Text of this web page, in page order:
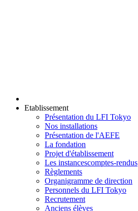
Etablissement
Présentation du LFI Tokyo
Nos installations
Présentation de l'AEFE
La fondation
Projet d'établissement
Les instancescomptes-rendus
Règlements
Organigramme de direction
Personnels du LFI Tokyo
Recrutement
Anciens élèves